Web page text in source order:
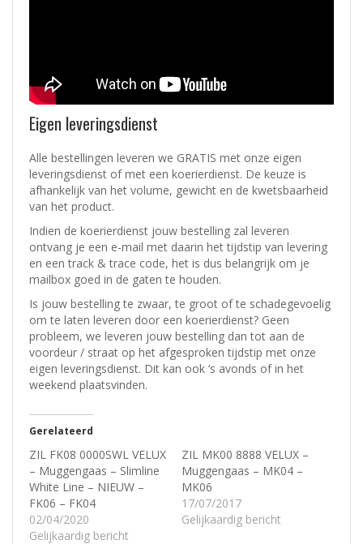
Eigen leveringsdienst
Alle bestellingen leveren we GRATIS met onze eigen
leveringsdienst of met een koerierdienst. De keuze is
afhankelijk van het volume, gewicht en de kwetsbaarheid
van het product.
Indien de koerierdienst jouw bestelling zal leveren
ontvang je een e-mail met daarin het tijdstip van levering
en een track & trace code, het is dus belangrijk om je
mailbox goed in de gaten te houden.
Is jouw bestelling te zwaar, te groot of te schadegevoelig
om te laten leveren door een koerierdienst? Geen
probleem, we leveren jouw bestelling dan tot aan de
voordeur / straat op het afgesproken tijdstip met onze
eigen leveringsdienst. Dit kan ook ‘s avonds of in het
weekend plaatsvinden.
Gerelateerd
ZIL FK08 0000SWL VELUX
– Muggengaas – Slimline
White Line – NIEUW –
FK06 – FK04
02/04/2020
Gelijkaardig bericht
ZIL MK00 8888 VELUX –
Muggengaas – MK04 –
MK06
17/07/2017
Gelijkaardig bericht